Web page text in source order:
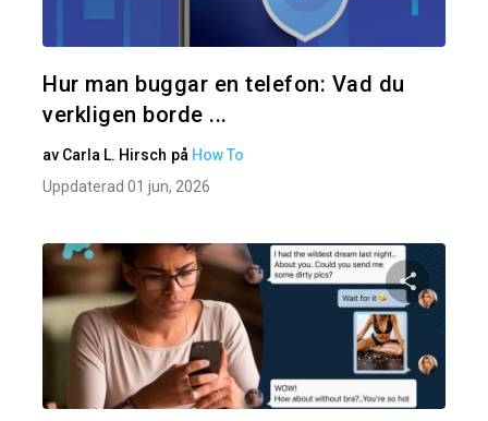
Hur man buggar en telefon: Vad du
verkligen borde ...
av Carla L. Hirsch på How To
Uppdaterad 01 jun, 2026